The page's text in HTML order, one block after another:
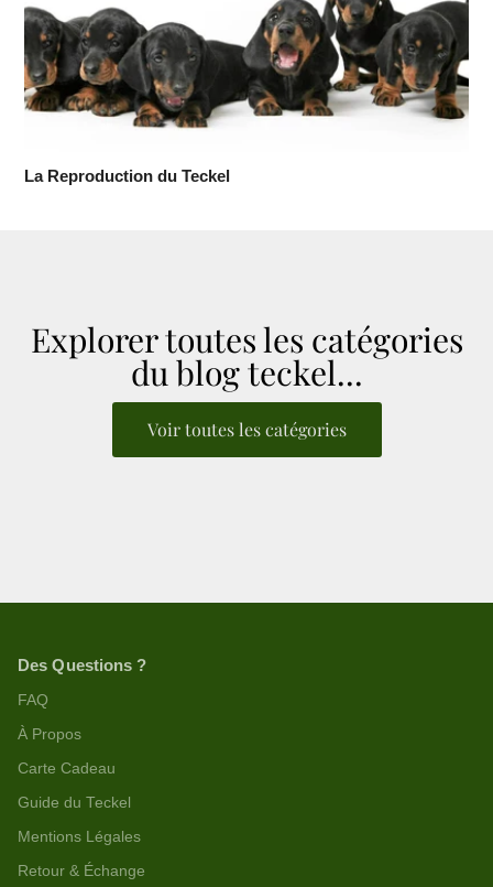
La Reproduction du Teckel
Explorer toutes les catégories
du blog teckel...
Voir toutes les catégories
Des Questions ?
FAQ
À Propos
Carte Cadeau
Guide du Teckel
Mentions Légales
Retour & Échange